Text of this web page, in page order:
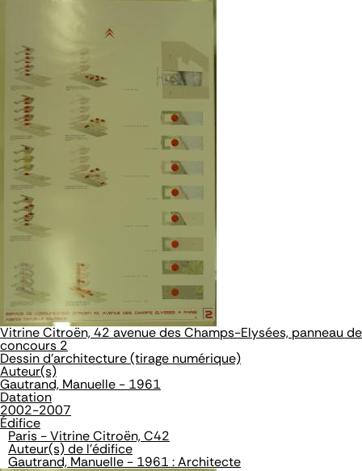
Vitrine Citroën, 42 avenue des Champs-Elysées, panneau de
concours 2
Dessin d'architecture (tirage numérique)
Auteur(s)
Gautrand, Manuelle - 1961
Datation
2002-2007
Édifice
Paris - Vitrine Citroën, C42
Auteur(s) de l'édifice
Gautrand, Manuelle - 1961 : Architecte